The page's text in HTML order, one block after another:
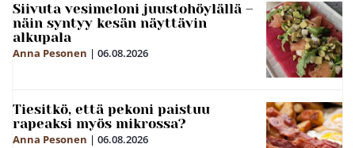
Siivuta vesimeloni juustohöylällä –
näin syntyy kesän näyttävin
alkupala
Anna Pesonen | 06.08.2026
Tiesitkö, että pekoni paistuu
rapeaksi myös mikrossa?
Anna Pesonen | 06.08.2026